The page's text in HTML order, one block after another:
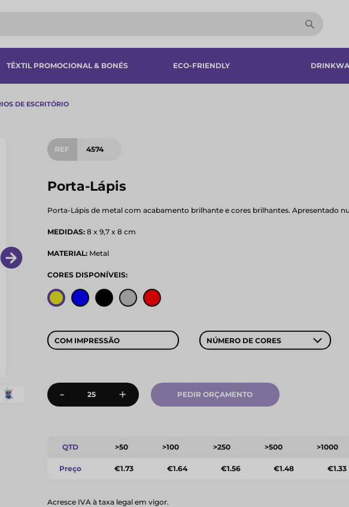
TÊXTIL PROMOCIONAL & BONÉS ECO-FRIENDLY
DE ESCRITÓRIO
REF 4574
Porta-Lápis
Porta-Lápis de metal com acabamento brilhante e cores brilhantes. Apresentado
MEDIDAS:8 x 9,7 x 8 cm
MATERIAL:Metal
CORES DISPONÍVEIS:
COM IMPRESSÃO NÚMERO DE CORES
- + PEDIR ORÇAMENTO
QTD >50 >100 >250 >500 >1000
Preço €1.73 €1.64 €1.56 €1.48 €1.33
Acresce IVA à taxa legal em vigor.